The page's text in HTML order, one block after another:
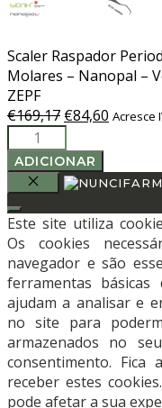
Scaler Raspador
Molares – Nanopal –
ZEPF
€169,17 O
original
era:
€169,17.
€84,60 O
é:
€84,60.
Acresce
Quantidade
de
Scaler
Raspador
Periodontal
#M
23A
-
Cabo
Bionik
-
Molares
-
Nanopal
ADICIONAR
Este site utiliza
Os cookies
navegador e são
ferramentas
ajudam a analisar e
no site para
armazenados no
consentimento.
receber estes
pode afetar a sua